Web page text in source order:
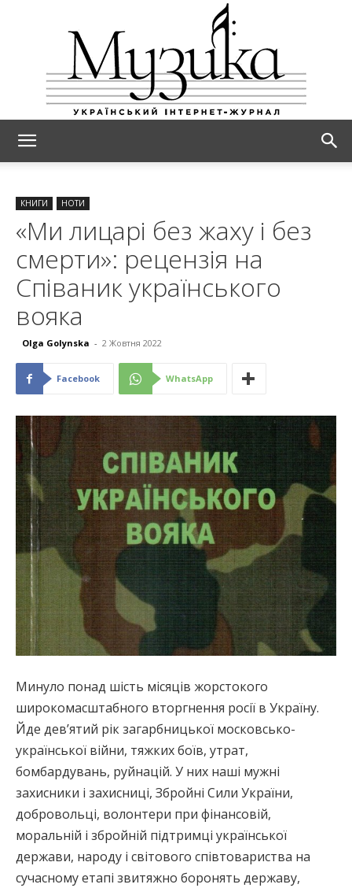
КНИГИ НОТИ
«Ми лицарі без жаху і без
смерти»: рецензія на
Співаник українського
вояка
Olga Golynska - 2 Жовтня 2022
Facebook WhatsApp
Минуло понад шість місяців жорстокого
широкомасштабного вторгнення росії в Україну.
Йде дев’ятий рік загарбницької московсько-
української війни, тяжких боїв, утрат,
бомбардувань, руйнацій. У них наші мужні
захисники і захисниці, Збройні Сили України,
добровольці, волонтери при фінансовій,
моральній і збройній підтримці української
держави, народу і світового співтовариства на
сучасному етапі звитяжно боронять державу,